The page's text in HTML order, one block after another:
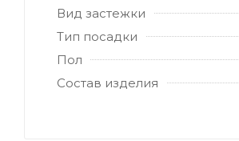
Вид застежки
Тип посадки
Пол
Состав изделия